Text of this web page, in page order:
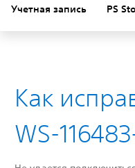
Учетная запись PS
Как
WS-